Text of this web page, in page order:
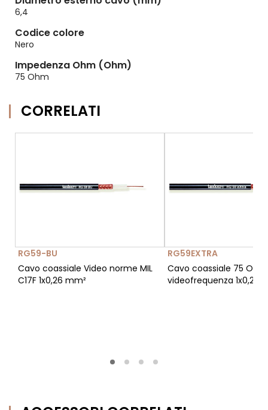
6,4
Codice colore
Nero
Impedenza Ohm (Ohm)
75 Ohm
CORRELATI
RG59-BU
Cavo coassiale Video norme MIL
C17F 1x0,26 mm²
RG59EXTRA
Cavo coassiale 75
videofrequenza 1x0,26